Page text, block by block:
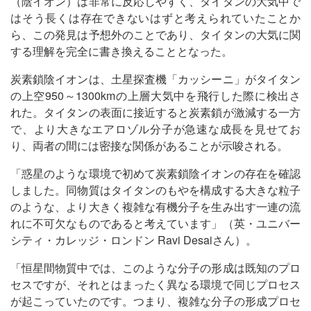
はそう長くは存在できないはずと考えられていたことか
ら、この発見は予想外のことであり、タイタンの大気に関
する理解を完全に書き換えることとなった。
炭素鎖陰イオンは、土星探査機「カッシーニ」がタイタン
の上空950～1300kmの上層大気中を飛行した際に検出さ
れた。タイタンの表面に接近すると炭素鎖が激減する一方
で、より大きなエアロゾル分子が急速な成長を見せてお
り、両者の間には密接な関係があることが示唆される。
「惑星のような環境で初めて炭素鎖陰イオンの存在を確認
しました。同物質はタイタンのもやを構成する大きな粒子
のような、より大きく複雑な有機分子を生み出す一連の流
れに不可欠なものであると考えています」（英・ユニバー
シティ・カレッジ・ロンドン Ravi Desaiさん）。
「恒星間物質中では、このような分子の形成は既知のプロ
セスですが、それとはまったく異なる環境で同じプロセス
が起こっていたのです。つまり、複雑な分子の形成プロセ